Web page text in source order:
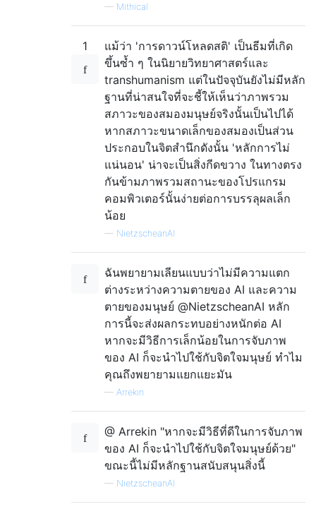
— Mithical
1
แม้ว่า 'การดาวน์โหลดสติ' เป็นธีมที่เกิด
ขึ้นซ้ำ ๆ ในนิยายวิทยาศาสตร์และ
transhumanism แต่ในปัจจุบันยังไม่มีหลัก
ฐานที่น่าสนใจที่จะชี้ให้เห็นว่าภาพรวม
สภาวะของสมองมนุษย์จริงนั้นเป็นไปได้
หากสภาวะขนาดเล็กของสมองเป็นส่วน
ประกอบในจิตสำนึกดังนั้น 'หลักการไม่
แน่นอน' น่าจะเป็นสิ่งกีดขวาง ในทางตรง
กันข้ามภาพรวมสถานะของโปรแกรม
คอมพิวเตอร์นั้นง่ายต่อการบรรลุผลเล็ก
น้อย
— NietzscheanAI
ฉันพยายามเลียนแบบว่าไม่มีความแตก
ต่างระหว่างความตายของ AI และความ
ตายของมนุษย์ @NietzscheanAI หลัก
การนี้จะส่งผลกระทบอย่างหนักต่อ AI
หากจะมีวิธีการเล็กน้อยในการจับภาพ
ของ AI ก็จะนำไปใช้กับจิตใจมนุษย์ ทำไม
คุณถึงพยายามแยกแยะมัน
— Arrekin
@ Arrekin "หากจะมีวิธีที่ดีในการจับภาพ
ของ AI ก็จะนำไปใช้กับจิตใจมนุษย์ด้วย"
ขณะนี้ไม่มีหลักฐานสนับสนุนสิ่งนี้
— NietzscheanAI